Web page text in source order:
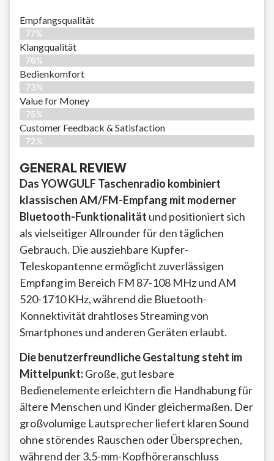
Empfangsqualität
77%
Klangqualität
76%
Bedienkomfort
73%
Value for Money
75%
Customer Feedback & Satisfaction​
72%
GENERAL REVIEW
Das YOWGULF Taschenradio kombiniert
klassischen AM/FM-Empfang mit moderner
Bluetooth-Funktionalität und positioniert sich
als vielseitiger Allrounder für den täglichen
Gebrauch. Die ausziehbare Kupfer-
Teleskopantenne ermöglicht zuverlässigen
Empfang im Bereich FM 87-108 MHz und AM
520-1710 KHz, während die Bluetooth-
Konnektivität drahtloses Streaming von
Smartphones und anderen Geräten erlaubt.
Die benutzerfreundliche Gestaltung steht im
Mittelpunkt:Große, gut lesbare
Bedienelemente erleichtern die Handhabung für
ältere Menschen und Kinder gleichermaßen. Der
großvolumige Lautsprecher liefert klaren Sound
ohne störendes Rauschen oder Übersprechen,
während der 3,5-mm-Kopfhöreranschluss